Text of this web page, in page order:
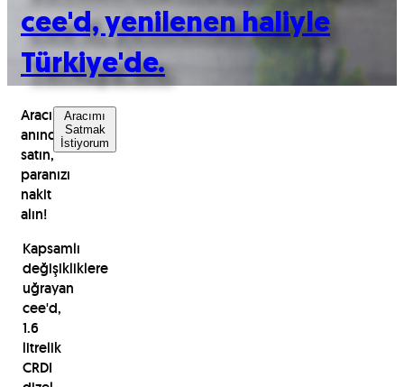
cee'd, yenilenen haliyle
Türkiye'de.
Aracınızı
anında
satın,
paranızı
nakit
alın!
Aracımı
Satmak
İstiyorum
Kapsamlı
değişikliklere
uğrayan
cee'd,
1.6
litrelik
CRDI